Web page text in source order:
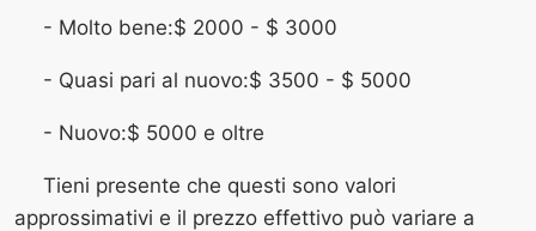
- Molto bene:$ 2000 - $ 3000
- Quasi pari al nuovo:$ 3500 - $ 5000
- Nuovo:$ 5000 e oltre
Tieni presente che questi sono valori
approssimativi e il prezzo effettivo può variare a